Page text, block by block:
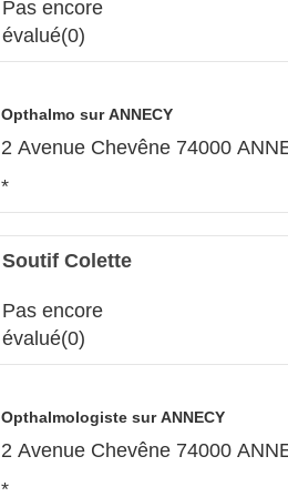
Pas encore
évalué(0)
Opthalmo sur ANNECY
2 Avenue Chevêne 74000
*
Soutif Colette
Pas encore
évalué(0)
Opthalmologiste sur ANNECY
2 Avenue Chevêne 74000
*